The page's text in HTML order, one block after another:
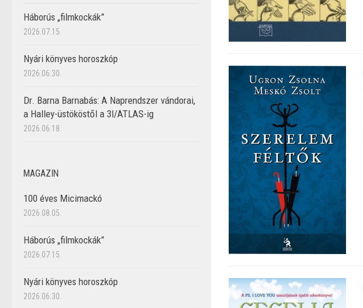
Háborús „filmkockák”
2026.07.15.
Nyári könyves horoszkóp
2026.06.30.
Dr. Barna Barnabás: A Naprendszer vándorai,
a Halley-üstököstől a 3I/ATLAS-ig
2026.06.18.
MAGAZIN
100 éves Micimackó
2026.08.05.
Háborús „filmkockák”
2026.07.15.
Nyári könyves horoszkóp
2026.06.30.